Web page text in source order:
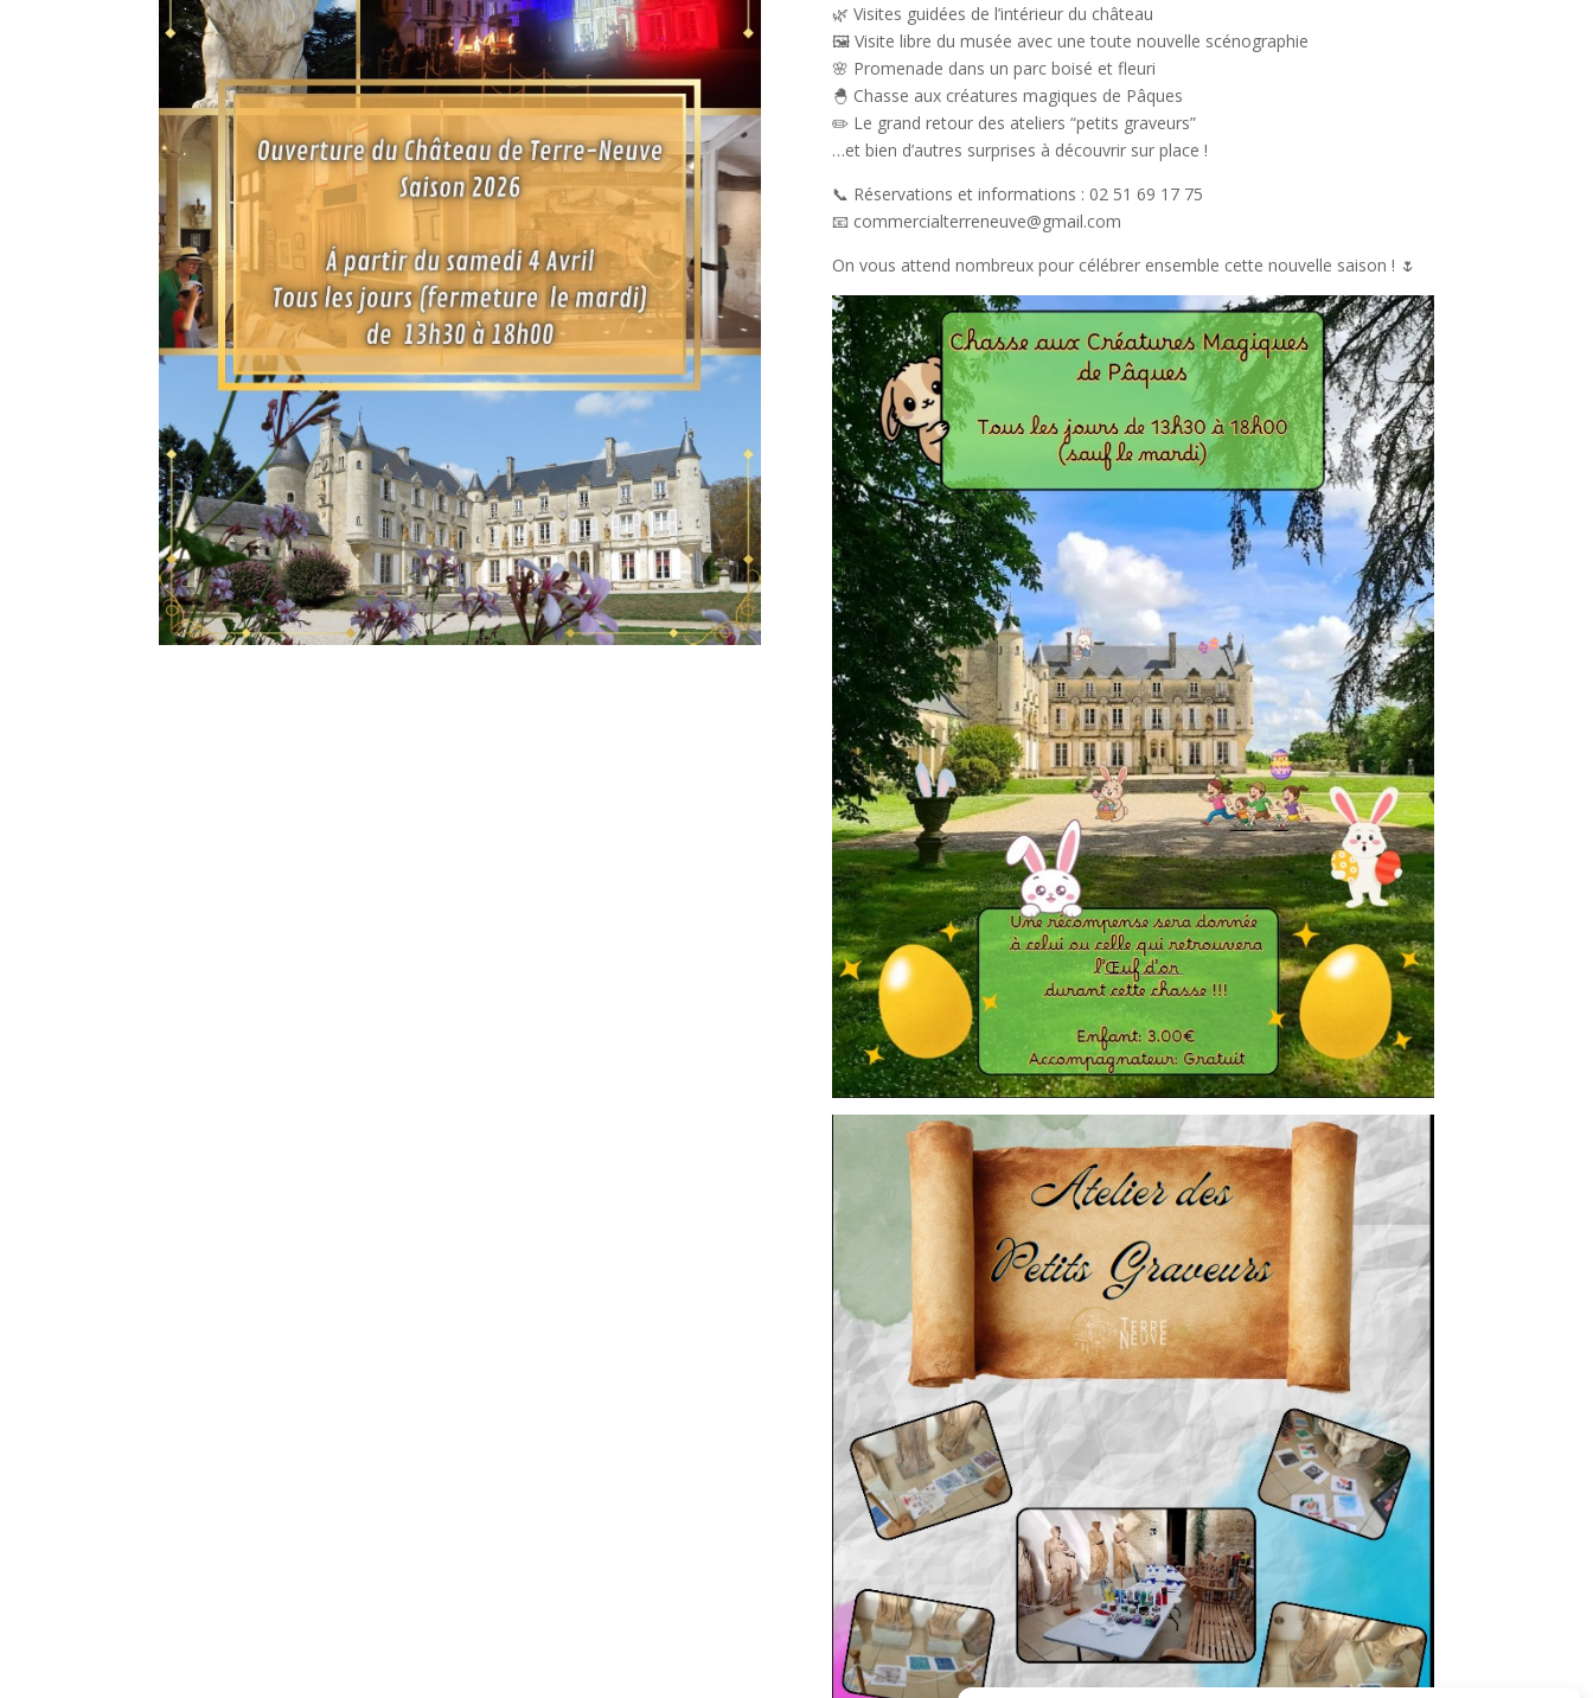
🌿 Visites guidées de l’intérieur du château
🖼️ Visite libre du musée avec une toute nouvelle scénographie
🌸 Promenade dans un parc boisé et fleuri
🐣 Chasse aux créatures magiques de Pâques
✏️ Le grand retour des ateliers “petits graveurs”
…et bien d’autres surprises à découvrir sur place !
📞 Réservations et informations : 02 51 69 17 75
📧 commercialterreneuve@gmail.com
On vous attend nombreux pour célébrer ensemble cette nouvelle saison ! 🌷